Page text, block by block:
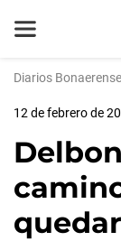
Diarios
12 de febrero de